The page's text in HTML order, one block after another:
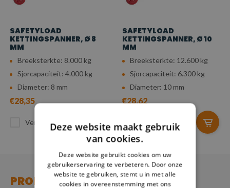
SAFETYLOAD
KETTINGSPANNER, Ø 8
MM
Breeksterkte: 8.000 kg
Sjorcapaciteit: 4.000 kg
Diameter: 8 mm
€28,35
Vergelijk
SAFETYLOAD
KETTINGSPANNER, Ø 10
MM
Breeksterkte: 12.600 kg
Sjorcapaciteit: 6.300 kg
Diameter: 10 mm
€28,62
Vergelijk
PRODUCT
Deze website maakt gebruik
van cookies.
Deze website gebruikt cookies om uw
gebruikerservaring te verbeteren. Door onze
website te gebruiken, stemt u in met alle
cookies in overeenstemming met ons